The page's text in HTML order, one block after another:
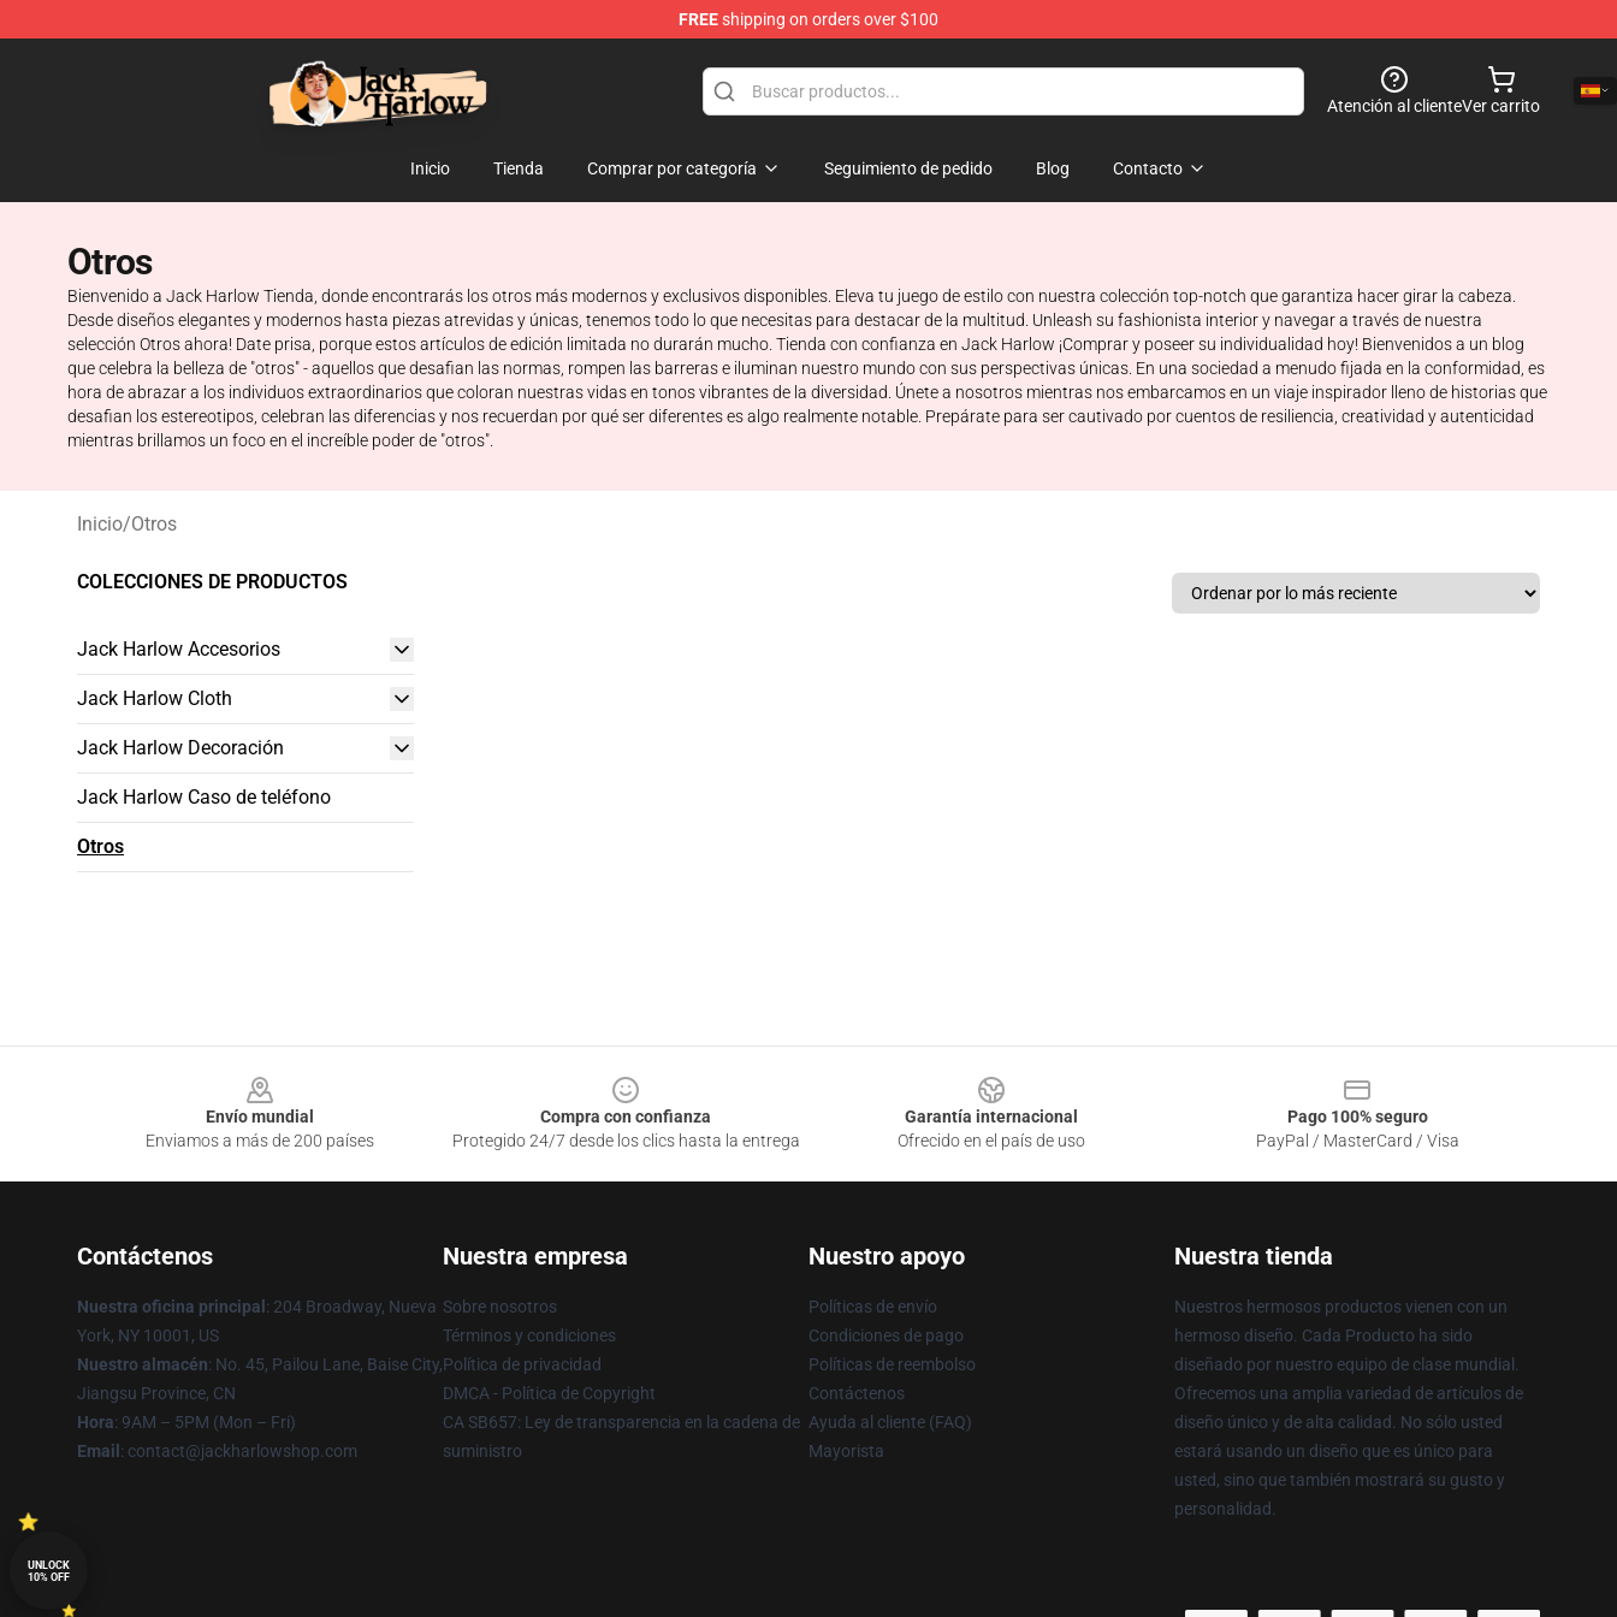
FREEshipping on orders over $100
Jack Harlow Shop - Official Jack Harlow Merchandise Store
Atención al clienteVer carrito
Inicio Tienda Comprar por categoría Seguimiento de pedido Blog Contacto
Otros
Bienvenido a Jack Harlow Tienda, donde encontrarás los otros más modernos y exclusivos disponibles. Eleva tu juego de estilo con nuestra colección top-notch que garantiza hacer girar la cabeza.
Desde diseños elegantes y modernos hasta piezas atrevidas y únicas, tenemos todo lo que necesitas para destacar de la multitud. Unleash su fashionista interior y navegar a través de nuestra
selección Otros ahora! Date prisa, porque estos artículos de edición limitada no durarán mucho. Tienda con confianza en Jack Harlow ¡Comprar y poseer su individualidad hoy! Bienvenidos a un blog
que celebra la belleza de "otros" - aquellos que desafian las normas, rompen las barreras e iluminan nuestro mundo con sus perspectivas únicas. En una sociedad a menudo fijada en la conformidad, es
hora de abrazar a los individuos extraordinarios que coloran nuestras vidas en tonos vibrantes de la diversidad. Únete a nosotros mientras nos embarcamos en un viaje inspirador lleno de historias que
desafian los estereotipos, celebran las diferencias y nos recuerdan por qué ser diferentes es algo realmente notable. Prepárate para ser cautivado por cuentos de resiliencia, creatividad y autenticidad
mientras brillamos un foco en el increíble poder de "otros".
Inicio/Otros
COLECCIONES DE PRODUCTOS
Jack Harlow Accesorios
Jack Harlow Cloth
Jack Harlow Decoración
Jack Harlow Caso de teléfono
Otros
Envío mundial
Enviamos a más de 200 países
Compra con confianza
Protegido 24/7 desde los clics hasta la entrega
Garantía internacional
Ofrecido en el país de uso
Pago 100% seguro
PayPal / MasterCard / Visa
Contáctenos
Nuestra oficina principal : 204 Broadway, Nueva
York, NY 10001, US
Nuestro almacén: No. 45, Pailou Lane, Baise City,
Jiangsu Province, CN
Hora: 9AM – 5PM (Mon – Fri)
Email : contact@jackharlowshop.com
Nuestra empresa
Sobre nosotros
Términos y condiciones
Política de privacidad
DMCA - Política de Copyright
CA SB657: Ley de transparencia en la cadena de
suministro
Nuestro apoyo
Políticas de envío
Condiciones de pago
Políticas de reembolso
Contáctenos
Ayuda al cliente (FAQ)
Mayorista
Nuestra tienda
Nuestros hermosos productos vienen con un
hermoso diseño. Cada Producto ha sido
diseñado por nuestro equipo de clase mundial.
Ofrecemos una amplia variedad de artículos de
diseño único y de alta calidad. No sólo usted
estará usando un diseño que es único para
usted, sino que también mostrará su gusto y
personalidad.
UNLOCK
10% OFF